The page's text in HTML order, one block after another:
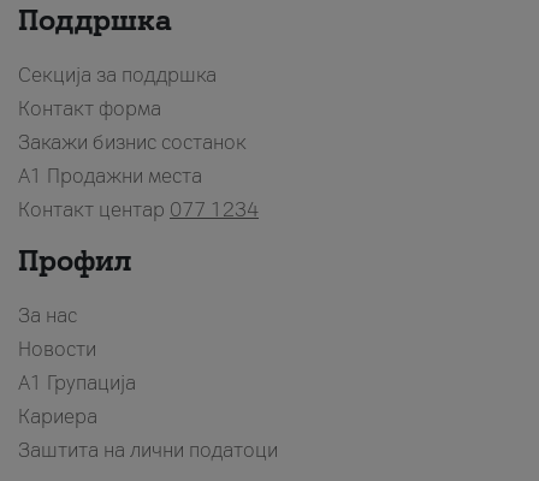
Поддршка
Секција за поддршка
Контакт форма
Закажи бизнис состанок
A1 Продажни места
Контакт центар 077 1234
Профил
За нас
Новости
А1 Групација
Кариера
Заштита на лични податоци